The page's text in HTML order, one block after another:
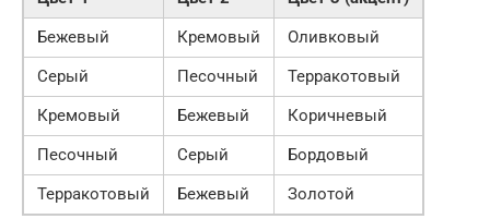
Бежевый
Кремовый
Оливковый
Серый
Песочный
Терракотовый
Кремовый
Бежевый
Коричневый
Песочный
Серый
Бордовый
Терракотовый
Бежевый Золотой